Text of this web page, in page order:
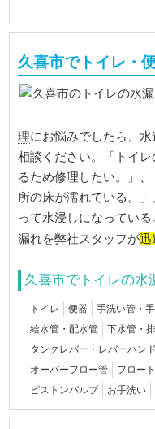
久喜市でトイレ・
理にお悩みでしたら、
相談ください。「トイ
るため修理したい。」
所の床が濡れている。
って水浸しになってい
漏れを弊社スタッフが迅
久喜市でトイレの水
トイレ 便器 手洗い管・
給水管・配水管
下水管・
タンクレバー・レバーハン
オーバーフロー管
フロー
ピストンバルブ
お手洗い